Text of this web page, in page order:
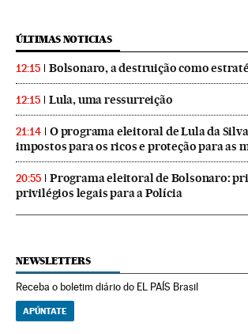
ÚLTIMAS NOTICIAS
12:15 Bolsonaro, a destruição como
12:15 Lula, uma ressurreição
21:14
O programa eleitoral de Lula da
impostos para os ricos e proteção para as
20:55
Programa eleitoral de Bolsonaro:
privilégios legais para a Polícia
NEWSLETTERS
Receba o boletim diário do EL PAÍS Brasil
APÚNTATE